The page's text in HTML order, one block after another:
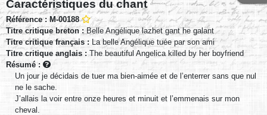
Caractéristiques du chant
Référence : M-00188
Titre critique breton : Belle Angélique lazhet gant he galant
Titre critique français : La belle Angélique tuée par son ami
Titre critique anglais : The beautiful Angelica killed by her boyfriend
Résumé :
Un jour je décidais de tuer ma bien-aimée et de l’enterrer sans que nul
ne le sache.
J’allais la voir entre onze heures et minuit et l’emmenais sur mon
cheval.